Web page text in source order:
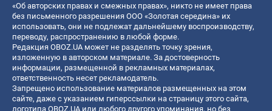
«Об авторских правах и смежных правах», никто не имеет права
без письменного разрешения ООО «Золотая середина» их
использовать, они не подлежат дальнейшему воспроизводству,
переводу, распространению в любой форме.
Редакция OBOZ.UA может не разделять точку зрения,
изложенную в авторском материале. За достоверность
информации, размещенной в рекламных материалах,
ответственность несет рекламодатель.
Запрещено использование материалов размещенных на этом
сайте, даже с указанием гиперссылки на страницу этого сайта,
логотипа OBOZ.UA или любого другого упоминания, но без